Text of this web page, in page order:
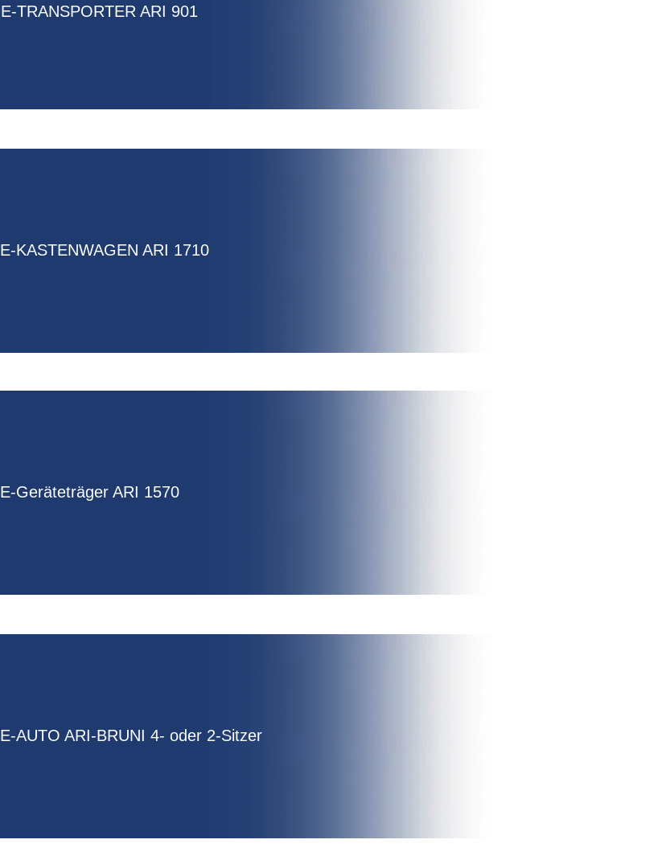
E-TRANSPORTER ARI 901
E-KASTENWAGEN ARI 1710
E-Geräteträger ARI 1570
E-AUTO ARI-BRUNI 4- oder 2-Sitzer